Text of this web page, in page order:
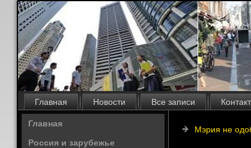
Главная Новости Все записи
Главная
Россия и зарубежье
Мэрия не